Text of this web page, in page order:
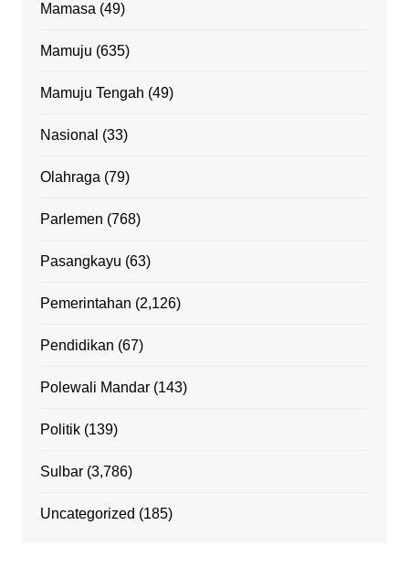
Mamasa (49)
Mamuju (635)
Mamuju Tengah (49)
Nasional (33)
Olahraga (79)
Parlemen (768)
Pasangkayu (63)
Pemerintahan (2,126)
Pendidikan (67)
Polewali Mandar(143)
Politik(139)
Sulbar(3,786)
Uncategorized (185)